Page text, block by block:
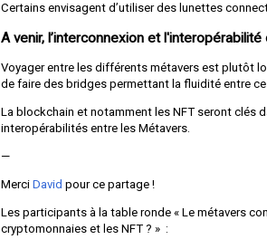
Certains envisagent d’utiliser des lunettes
A venir, l’interconnexion et
Voyager entre les différents métavers est plutôt
de faire des bridges permettant la fluidité entre
La blockchain et notamment les NFT seront clés
interopérabilités entre les Métavers.
—
Merci David pour ce partage !
Les participants à la table ronde « Le métavers
cryptomonnaies et les NFT ? » :